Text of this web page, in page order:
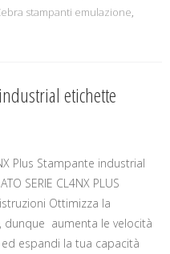
stampanti emulazione,
etichette
Plus Stampante industrial
SERIE CL4NX PLUS
istruzioni Ottimizza la
dunque aumenta le velocità
espandi la tua capacità